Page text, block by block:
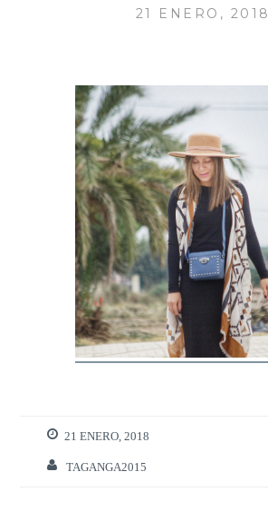
21 ENERO, 2018
21 ENERO, 2018
TAGANGA2015